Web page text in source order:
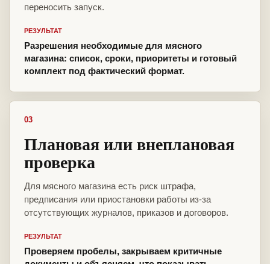
переносить запуск.
РЕЗУЛЬТАТ
Разрешения необходимые для мясного
магазина: список, сроки, приоритеты и готовый
комплект под фактический формат.
03
Плановая или внеплановая
проверка
Для мясного магазина есть риск штрафа,
предписания или приостановки работы из-за
отсутствующих журналов, приказов и договоров.
РЕЗУЛЬТАТ
Проверяем пробелы, закрываем критичные